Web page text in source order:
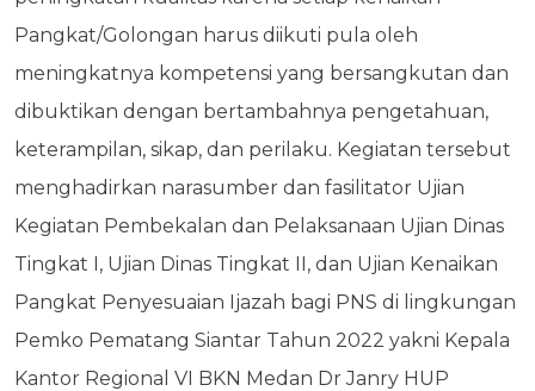
Pangkat/Golongan harus diikuti pula oleh
meningkatnya kompetensi yang bersangkutan dan
dibuktikan dengan bertambahnya pengetahuan,
keterampilan, sikap, dan perilaku. Kegiatan tersebut
menghadirkan narasumber dan fasilitator Ujian
Kegiatan Pembekalan dan Pelaksanaan Ujian Dinas
Tingkat I, Ujian Dinas Tingkat II, dan Ujian Kenaikan
Pangkat Penyesuaian Ijazah bagi PNS di lingkungan
Pemko Pematang Siantar Tahun 2022 yakni Kepala
Kantor Regional VI BKN Medan Dr Janry HUP